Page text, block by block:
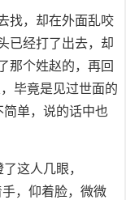
找，却在外面乱咬
已经打了出去，却
那个姓赵的，再回
毕竟是见过世面的
单，说的话中也
这人几眼，
，仰着脸，微微